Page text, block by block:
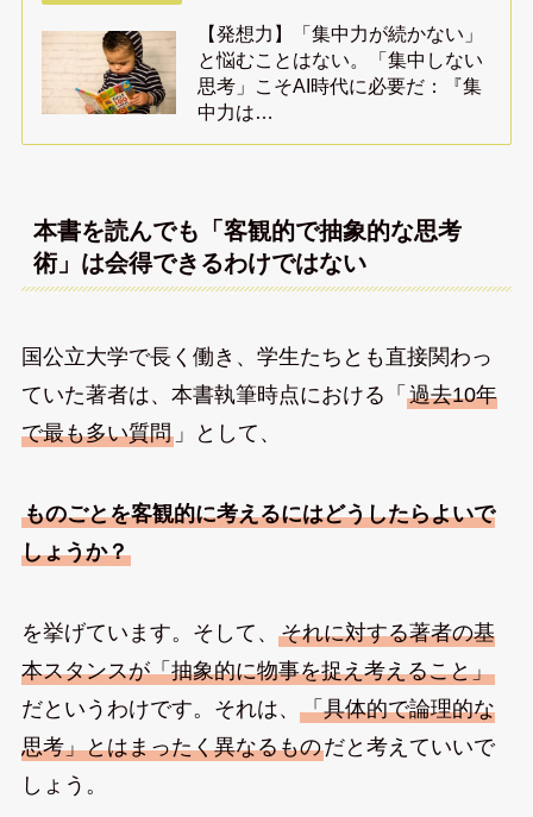
【発想力】「集中力が続かない」
と悩むことはない。「集中しない
思考」こそAI時代に必要だ：『集
中力は…
本書を読んでも「客観的で抽象的な思考
術」は会得できるわけではない
国公立大学で長く働き、学生たちとも直接関わっ
ていた著者は、本書執筆時点における「 過去10年
で最も多い質問」として、
ものごとを客観的に考えるにはどうしたらよいで
しょうか？
を挙げています。そして、 それに対する著者の基
本スタンスが「抽象的に物事を捉え考えること」
だというわけです。それは、 「具体的で論理的な
思考」とはまったく異なるものだと考えていいで
しょう。